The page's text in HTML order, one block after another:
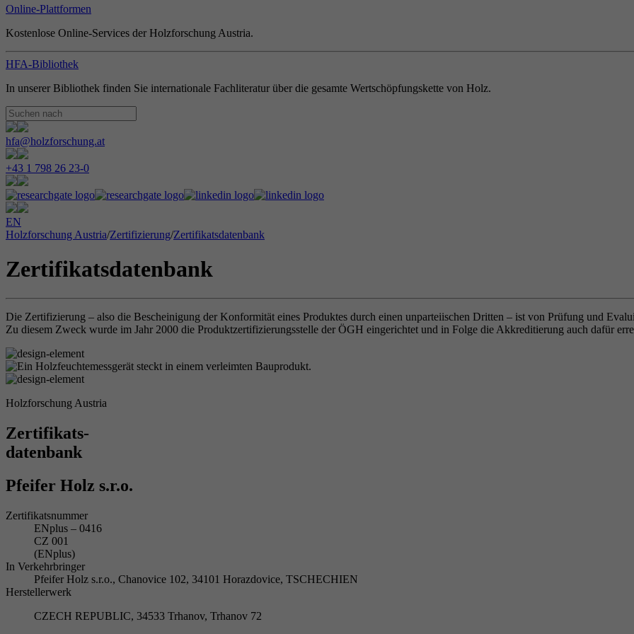
Online-Plattformen
Kostenlose Online-Services der Holzforschung Austria.
HFA-Bibliothek
In unserer Bibliothek finden Sie internationale Fachliteratur über die gesamte Wertschöpfungskette von Holz.
hfa@holzforschung.at
+43 1 798 26 23-0
EN
Holzforschung Austria/Zertifizierung/Zertifikatsdatenbank
Zertifikatsdatenbank
Die Zertifizierung – also die Bescheinigung der Konformität eines Produktes durch einen unparteiischen Dritten – ist von Prüfung und
Zu diesem Zweck wurde im Jahr 2000 die Produktzertifizierungsstelle der ÖGH eingerichtet und in Folge die Akkreditierung auch dafür
Holzforschung Austria
Zertifikats-
datenbank
Pfeifer Holz s.r.o.
Zertifikatsnummer
ENplus – 0416
CZ 001
(ENplus)
In Verkehrbringer
Pfeifer Holz s.r.o., Chanovice 102, 34101 Horazdovice, TSCHECHIEN
Herstellerwerk
CZECH REPUBLIC, 34533 Trhanov, Trhanov 72